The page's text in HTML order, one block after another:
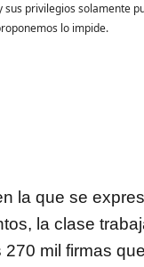
privilegios solamente
lo impide.
la que se
la clase
mil firmas